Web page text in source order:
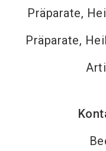
Präparate,
Präparate,